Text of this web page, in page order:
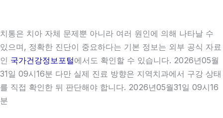
치통은 치아 자체 문제뿐 아니라 여러 원인에 의해 나타날 수
있으며, 정확한 진단이 중요하다는 기본 정보는 외부 공식 자료
인 국가건강정보포털에서도 확인할 수 있습니다. 2026년05월
31일 09시16분 다만 실제 진료 방향은 지역치과에서 구강 상태
를 직접 확인한 뒤 판단해야 합니다. 2026년05월31일 09시16
분